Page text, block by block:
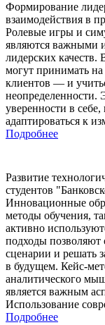
Формирование
взаимодействия в
Ролевые игры и
являются важными
лидерских качеств.
могут принимать
клиентов — и
неопределенности.
уверенности в
адаптироваться к
Подробнее
Развитие
студентов
Инновационные
методы обучения,
активно
подходы позволяют
сценарии и решать
в будущем. Кейс-
аналитического
является важным
Использование
Подробнее